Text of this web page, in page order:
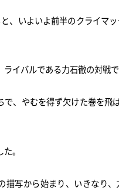
、 いよいよ前半のクライマ
イバルである力石徹の対戦で
、やむを得ず欠けた巻を飛ば
。
描写から始まり、いきなり、